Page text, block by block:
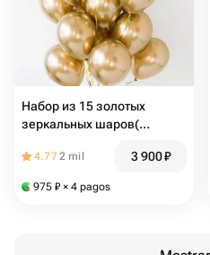
Набор из 15 золотых
зеркальных шаров(
4.772 mil 3 900₽
975 ₽ × 4 pagos